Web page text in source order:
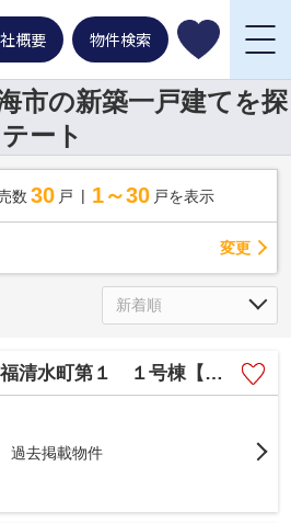
概要 物件検索
市の新築一戸建てを探
ート
数 30 戸 1～30 戸を表示
変更
水町第１ １号棟【仲介手数料0円】
過去掲載物件